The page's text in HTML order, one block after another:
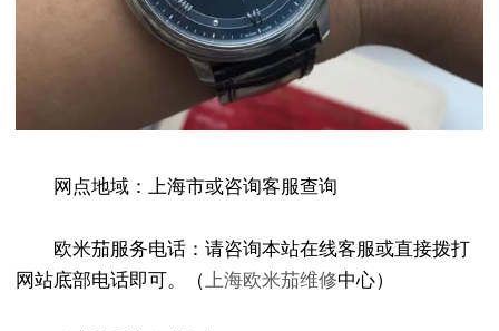
网点地域：上海市或咨询客服查询
欧米茄服务电话：请咨询本站在线客服或直接拨打
网站底部电话即可。（上海欧米茄维修中心）